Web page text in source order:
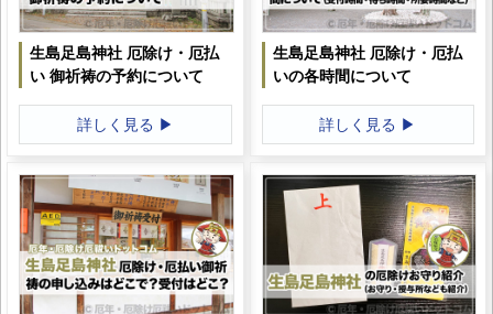
生島足島神社 厄除け・厄払
い 御祈祷の予約について
詳しく見る ▶
生島足島神社 厄除け・厄払
いの各時間について
詳しく見る ▶